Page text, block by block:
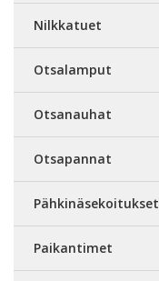
Nilkkatuet
Otsalamput
Otsanauhat
Otsapannat
Pähkinäsekoitukset
Paikantimet